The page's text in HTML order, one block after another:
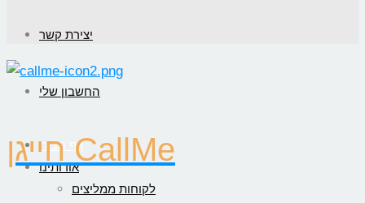
יצירת קשר
החשבון שלי
דף הבית
אודותינו
לקוחות ממליצים
חייגן CallMe